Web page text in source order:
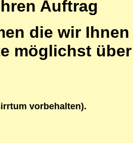
Auftrag
die wir Ihnen
möglichst über
vorbehalten).